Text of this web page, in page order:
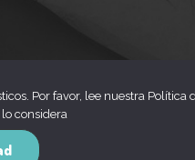
Por favor, lee nuestra Política
considera